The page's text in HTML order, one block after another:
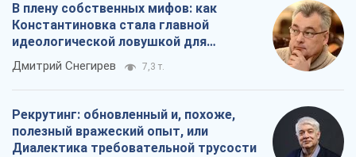
В плену собственных мифов: как
Константиновка стала главной
идеологической ловушкой для
российских оккупантов
Дмитрий Снегирев 7,3 т.
Рекрутинг: обновленный и, похоже,
полезный вражеский опыт, или
Диалектика требовательной трусости